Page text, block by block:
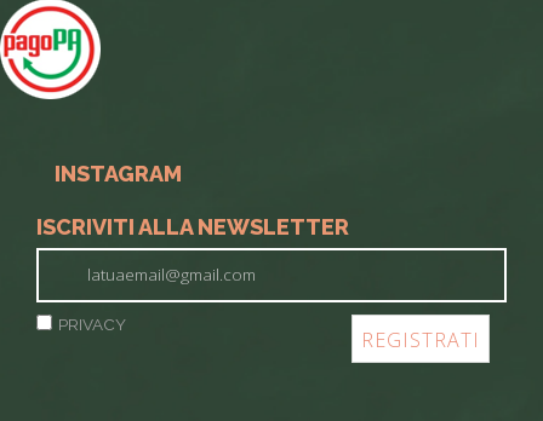
INSTAGRAM
ISCRIVITI ALLA NEWSLETTER
PRIVACY